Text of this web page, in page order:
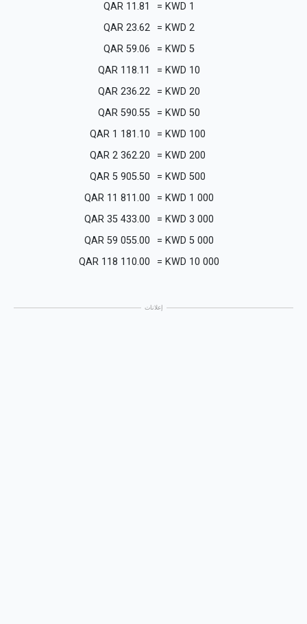
1
KWD
=
11.81
QAR
2
KWD
=
23.62
QAR
5
KWD
=
59.06
QAR
10
KWD
=
118.11
QAR
20
KWD
=
236.22
QAR
50
KWD
=
590.55
QAR
100
KWD
=
1 181.10
QAR
200
KWD
=
2 362.20
QAR
500
KWD
=
5 905.50
QAR
1 000
KWD
=
11 811.00
QAR
3 000
KWD
=
35 433.00
QAR
5 000
KWD
=
59 055.00
QAR
10 000
KWD
=
118 110.00
QAR
إعلانات